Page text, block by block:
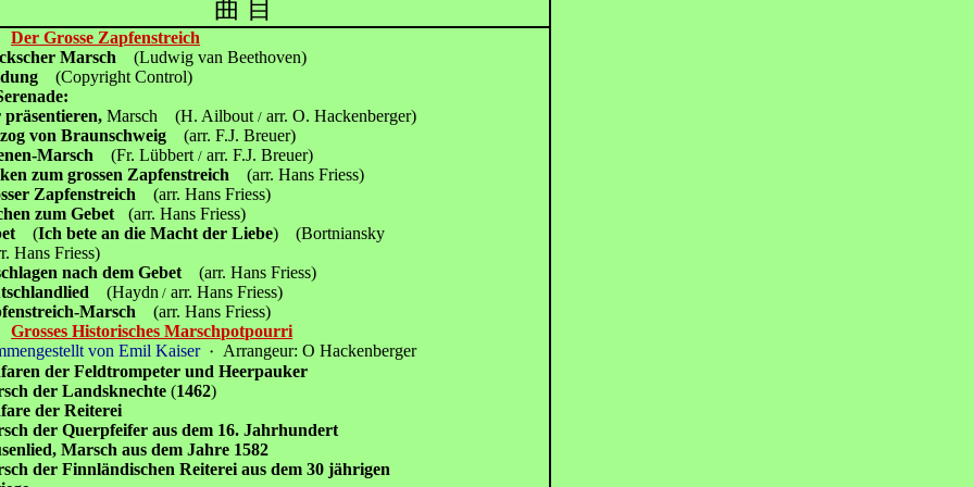
曲 目
Der Grosse Zapfenstreich
Marsch(Ludwig van Beethoven)
(Copyright Control)
Marsch (H. Ailbout/ arr. O. Hackenberger)
von Braunschweig(arr. F.J. Breuer)
Marsch(Fr. Lübbert/ arr. F.J. Breuer)
zum grossen Zapfenstreich(arr. Hans Friess)
Zapfenstreich(arr. Hans Friess)
zum Gebet
(arr. Hans Friess)
(Ich bete an die Macht der Liebe) (Bortniansky
Hans Friess)
nach dem Gebet (arr. Hans Friess)
(Haydn / arr. Hans Friess)
Marsch (arr. Hans Friess)
Grosses Historisches Marschpotpourri
von Emil Kaiser ・
Arrangeur: O Hackenberger
der Feldtrompeter und Heerpauker
der Landsknechte(1462)
der Reiterei
der Querpfeifer aus dem 16. Jahrhundert
Marsch aus dem Jahre 1582
der Finnländischen Reiterei aus dem 30 jährigen